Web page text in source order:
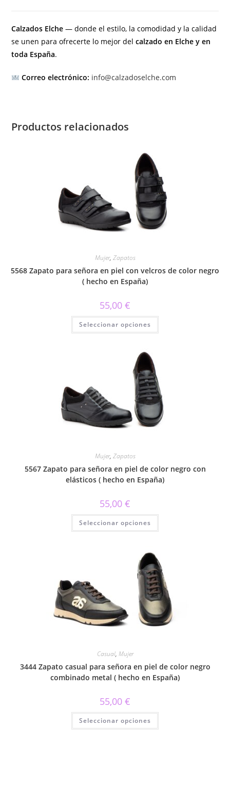
Calzados Elche — donde el estilo, la comodidad y la calidad
se unen para ofrecerte lo mejor delcalzado en Elche y en
toda España.
Correo electrónico: info@calzadoselche.com
Productos relacionados
Mujer, Zapatos
5568 Zapato para señora en piel con velcros de color negro
( hecho en España)
55,00 €
Seleccionar opciones
Este
tiene
elegir
en
la
página
de
producto
Mujer, Zapatos
5567 Zapato para señora en piel de color negro con
elásticos ( hecho en España)
55,00 €
Seleccionar opciones
Este
tiene
opciones
se
pueden
elegir
en
la
página
de
producto
Casual, Mujer
3444 Zapato casual para señora en piel de color negro
combinado metal ( hecho en España)
55,00 €
Seleccionar opciones
Este
tiene